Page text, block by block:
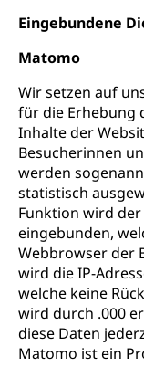
Eingebundene
Matomo
Wir setzen auf
für die Erhebung
Inhalte der
Besucherinnen
werden
statistisch
Funktion wird
eingebunden,
Webbrowser der
wird die IP-
welche keine
wird durch .000
diese Daten
Matomo ist ein